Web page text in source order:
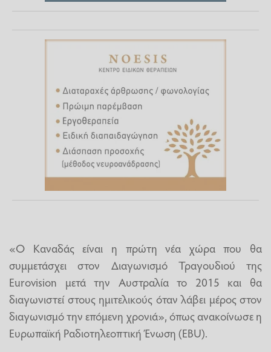
«Ο Καναδάς είναι η πρώτη νέα χώρα που θα
συμμετάσχει στον Διαγωνισμό Τραγουδιού της
Eurovision μετά την Αυστραλία το 2015 και θα
διαγωνιστεί στους ημιτελικούς όταν λάβει μέρος στον
διαγωνισμό την επόμενη χρονιά», όπως ανακοίνωσε η
Ευρωπαϊκή Ραδιοτηλεοπτική Ένωση (EBU).